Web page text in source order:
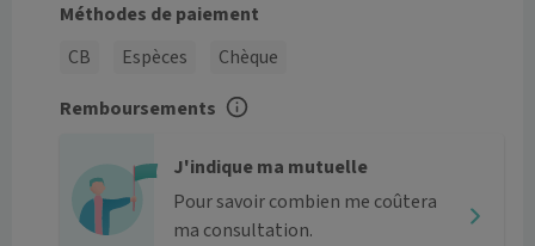
Méthodes de paiement
CB
Espèces
Chèque
Remboursements
J'indique ma mutuelle
Pour savoir combien me coûtera
ma consultation.